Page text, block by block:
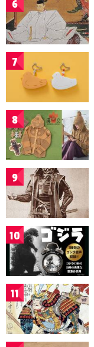
6
7
8
9
10
11